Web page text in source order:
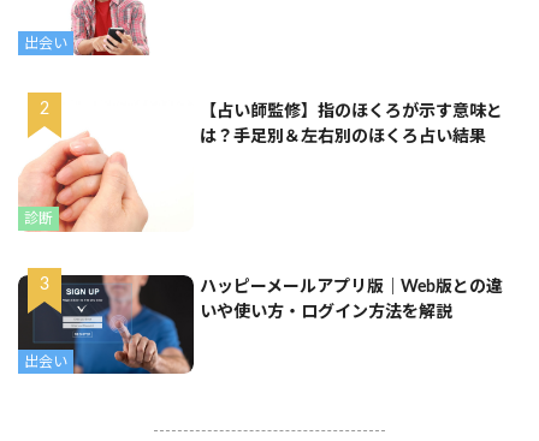
出会い
診断
【占い師監修】指のほくろが示す意味と
は？手足別＆左右別のほくろ占い結果
出会い
ハッピーメールアプリ版｜Web版との違
いや使い方・ログイン方法を解説